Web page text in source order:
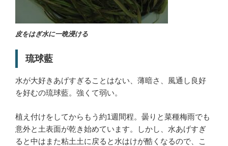
皮をはぎ水に一晩浸ける
琉球藍
水が大好きあげすぎることはない、薄暗さ、風通し良好
を好むの琉球藍。強くて弱い。
植え付けをしてからもう約1週間程。曇りと菜種梅雨でも
意外と土表面が乾き始めています。しかし、水あげすぎ
ると中はまた粘土土に戻ると水はけが酷くなるので、こ